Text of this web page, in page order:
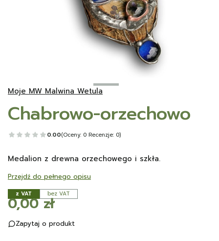
Moje MW Malwina Wetula
Chabrowo-orzechowo
0.00(Oceny: 0 Recenzje: 0)
Medalion z drewna orzechowego i szkła.
Przejdź do pełnego opisu
z VAT bez VAT
Cena
0,00 zł
Zapytaj o produkt